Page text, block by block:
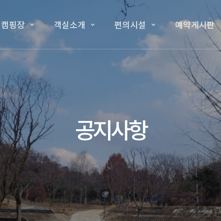
핑장 객실소개 편의시설 예약게시판
공지사항